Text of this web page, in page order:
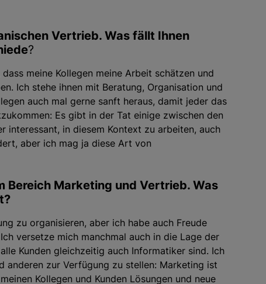
Vertrieb. Was fällt Ihnen
?
meine Kollegen meine Arbeit schätzen und
Ich stehe ihnen mit Beratung, Organisation und
auch mal gerne sanft heraus, damit jeder das
Es gibt in der Tat einige zwischen den
interessant, in diesem Kontext zu arbeiten, auch
aber ich mag ja diese Art von
Bereich Marketing und Vertrieb. Was
zu organisieren, aber ich habe auch Freude
versetze mich manchmal auch in die Lage der
Kunden gleichzeitig auch Informatiker sind. Ich
anderen zur Verfügung zu stellen: Marketing ist
Kollegen und Kunden Lösungen und neue